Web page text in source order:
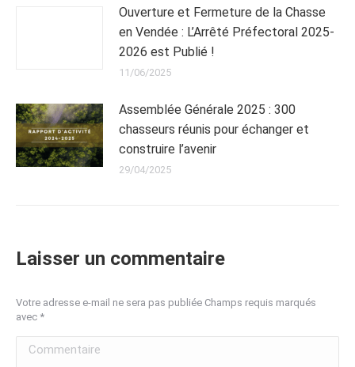
Ouverture et Fermeture de la Chasse
en Vendée : L’Arrêté Préfectoral 2025-
2026 est Publié !
11/06/2025
Assemblée Générale 2025 : 300
chasseurs réunis pour échanger et
construire l’avenir
29/04/2025
Laisser un commentaire
Votre adresse e-mail ne sera pas publiée Champs requis marqués
avec *
Commentaire